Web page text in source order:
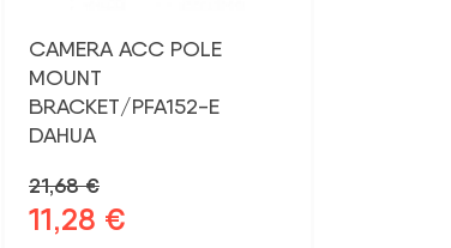
CAMERA ACC POLE
MOUNT
BRACKET/PFA152-E
DAHUA
21,68€
Sākotnējā
11,28 €